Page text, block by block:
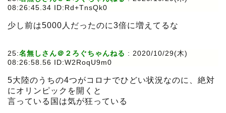
08:26:45.34 ID:Rd+TnsQk0
少し前は5000人だったのに3倍に増えてるな
25:名無しさん＠２ろぐちゃんねる : 2020/10/29(木)
08:26:58.56 ID:W2RoqU9m0
5大陸のうちの4つがコロナでひどい状況なのに、絶対
にオリンピックを開くと
言っている国は気が狂っている